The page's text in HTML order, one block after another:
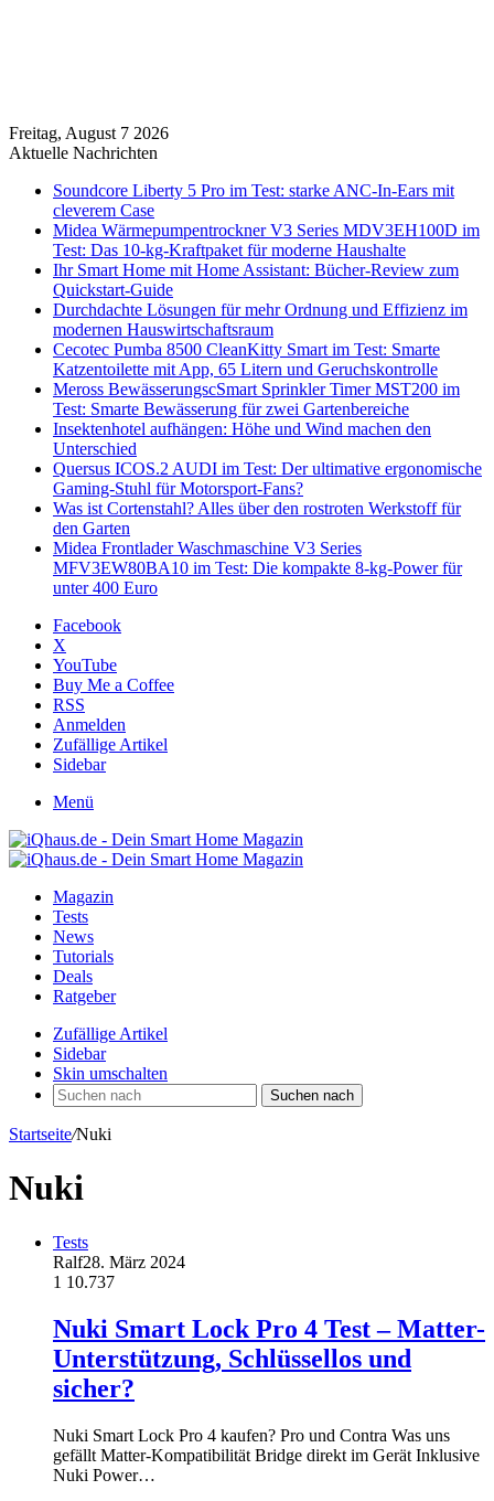
Freitag, August 7 2026
Aktuelle Nachrichten
Soundcore Liberty 5 Pro im Test: starke ANC-In-Ears mit
cleverem Case
Midea Wärmepumpentrockner V3 Series MDV3EH100D im
Test: Das 10-kg-Kraftpaket für moderne Haushalte
Ihr Smart Home mit Home Assistant: Bücher-Review zum
Quickstart-Guide
Durchdachte Lösungen für mehr Ordnung und Effizienz im
modernen Hauswirtschaftsraum
Cecotec Pumba 8500 CleanKitty Smart im Test: Smarte
Katzentoilette mit App, 65 Litern und Geruchskontrolle
Meross BewässerungscSmart Sprinkler Timer MST200 im
Test: Smarte Bewässerung für zwei Gartenbereiche
Insektenhotel aufhängen: Höhe und Wind machen den
Unterschied
Quersus ICOS.2 AUDI im Test: Der ultimative ergonomische
Gaming-Stuhl für Motorsport-Fans?
Was ist Cortenstahl? Alles über den rostroten Werkstoff für
den Garten
Midea Frontlader Waschmaschine V3 Series
MFV3EW80BA10 im Test: Die kompakte 8-kg-Power für
unter 400 Euro
Facebook
X
YouTube
Buy Me a Coffee
RSS
Anmelden
Zufällige Artikel
Sidebar
Menü
Magazin
Tests
News
Tutorials
Deals
Ratgeber
Zufällige Artikel
Sidebar
Skin umschalten
Suchen nach
Startseite/Nuki
Nuki
Tests
Ralf28. März 2024
1 10.737
Nuki Smart Lock Pro 4 Test – Matter-
Unterstützung, Schlüssellos und
sicher?
Nuki Smart Lock Pro 4 kaufen? Pro und Contra Was uns
gefällt Matter-Kompatibilität Bridge direkt im Gerät Inklusive
Nuki Power…